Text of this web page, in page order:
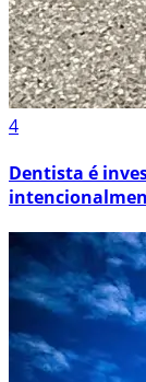
4
Dentista é